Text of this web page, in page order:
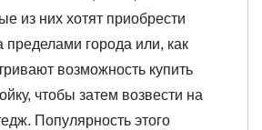
из них хотят приобрести
пределами города или, как
возможность купить
чтобы затем возвести на
Популярность этого